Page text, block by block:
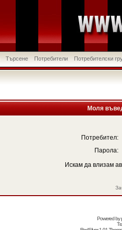
Търсене Потребители Потребителски
Моля
Потребител:
Парола:
Искам да влизам
Powered by